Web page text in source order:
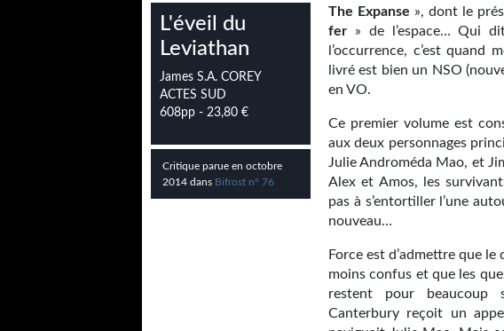
L'éveil du
Leviathan
James S.A. COREY
ACTES SUD
608pp - 23,80 €
Critique parue en octobre
2014 dans Bifrost n° 76
The Expanse », dont le
fer » de l’espace… Qui
l’occurrence, c’est
livré est bien un NSO
en VO.
Ce premier volume est
aux deux personnages
Julie Androméda Mao, et
Alex et Amos, les
pas à s’entortiller l’une
nouveau…
Force est d’admettre que
moins confus et que les
restent pour beaucoup
Canterbury reçoit un